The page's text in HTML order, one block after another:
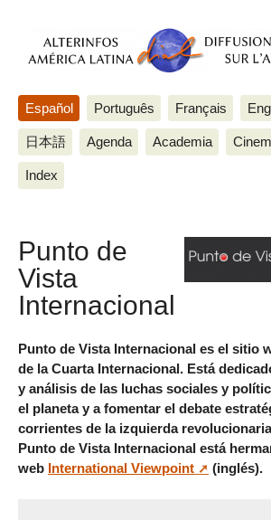
Español Português Français
日本語 Agenda Academia
Index
Punto de
Vista
Internacional
Punto de Vista Internacional es el sitio
de la Cuarta Internacional. Está
y análisis de las luchas sociales y
el planeta y a fomentar el debate
corrientes de la izquierda
Punto de Vista Internacional está
web International Viewpoint (inglés).